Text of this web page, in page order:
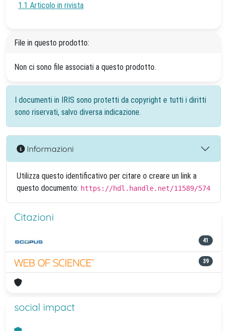
1.1 Articolo in rivista
File in questo prodotto:
Non ci sono file associati a questo prodotto.
I documenti in IRIS sono protetti da copyright e tutti i diritti
sono riservati, salvo diversa indicazione.
Informazioni
Utilizza questo identificativo per citare o creare un link a
questo documento: https://hdl.handle.net/11589/574
Citazioni
41
39
social impact